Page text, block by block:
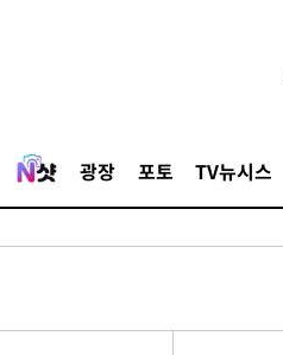
광장 포토 TV뉴시스